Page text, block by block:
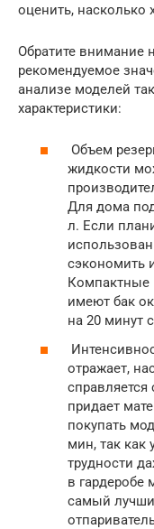
оценить, насколько
Обратите внимание
рекомендуемое
анализе моделей
характеристики:
Объем
жидкости
Для дома
л. Если
сэкономить
Компактные
имеют бак
на 20 минут
отражает,
придает
покупать
мин, так как
трудности
в гардеробе
самый